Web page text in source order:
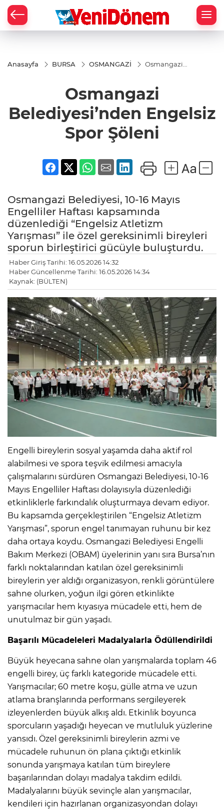
Anasayfa BURSA OSMANGAZİ
Osmangazi
Şöleni
Osmangazi
Belediyesi’nden Engelsiz
Spor Şöleni
Osmangazi Belediyesi, 10-16 Mayıs
Engelliler Haftası kapsamında
düzenlediği “Engelsiz Atletizm
Yarışması” ile özel gereksinimli bireyleri
sporun birleştirici gücüyle buluşturdu.
Haber Giriş Tarihi: 16.05.2026 14:32
Haber Güncellenme Tarihi: 16.05.2026 14:34
Kaynak: (BÜLTEN)
Engelli bireylerin sosyal yaşamda daha aktif rol
alabilmesi ve spora teşvik edilmesi amacıyla
çalışmalarını sürdüren Osmangazi Belediyesi, 10-16
Mayıs Engelliler Haftası dolayısıyla düzenlediği
etkinliklerle farkındalık oluşturmaya devam ediyor.
Bu kapsamda gerçekleştirilen “Engelsiz Atletizm
Yarışması”, sporun engel tanımayan ruhunu bir kez
daha ortaya koydu. Osmangazi Belediyesi Engelli
Bakım Merkezi (OBAM) üyelerinin yanı sıra Bursa’nın
farklı noktalarından katılan özel gereksinimli
bireylerin yer aldığı organizasyon, renkli görüntülere
sahne olurken, yoğun ilgi gören etkinlikte
yarışmacılar hem kıyasıya mücadele etti, hem de
unutulmaz bir gün yaşadı.
Başarılı Mücadeleleri Madalyalarla Ödüllendirildi
Büyük heyecana sahne olan yarışmalarda toplam 46
engelli birey, üç farklı kategoride mücadele etti.
Yarışmacılar; 60 metre koşu, gülle atma ve uzun
atlama branşlarında performans sergileyerek
izleyenlerden büyük alkış aldı. Etkinlik boyunca
sporcuların yaşadığı heyecan ve mutluluk yüzlerine
yansıdı. Özel gereksinimli bireylerin azmi ve
mücadele ruhunun ön plana çıktığı etkinlik
sonunda yarışmaya katılan tüm bireylere
başarılarından dolayı madalya takdim edildi.
Madalyalarını büyük sevinçle alan yarışmacılar,
kendileri için hazırlanan organizasyondan dolayı